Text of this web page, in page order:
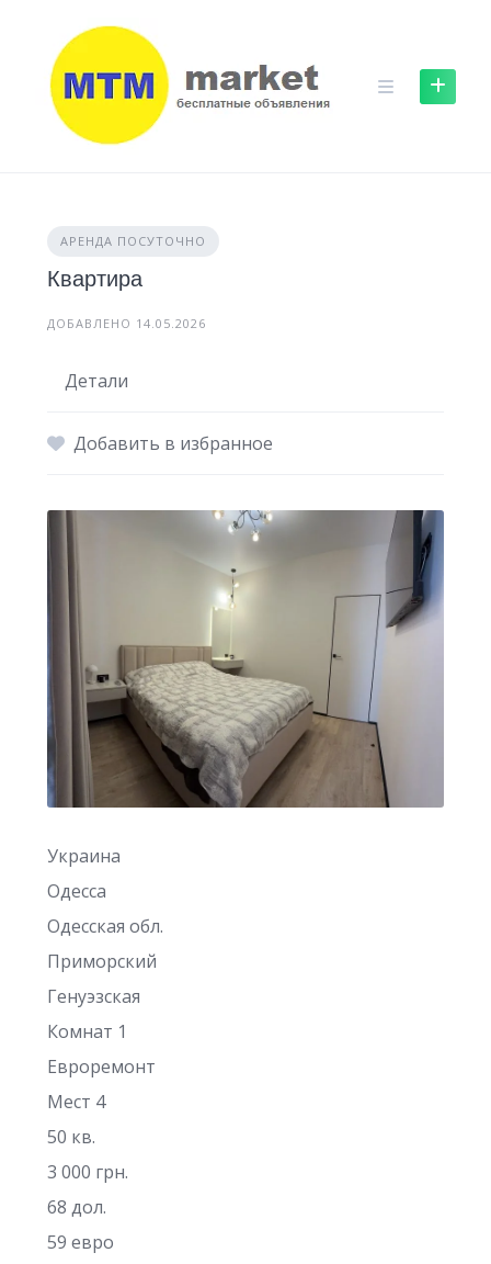
content
АРЕНДА ПОСУТОЧНО
Квартира
ДОБАВЛЕНО 14.05.2026
Детали
Добавить в избранное
Украина
Одесса
Одесская обл.
Приморский
Генуэзская
Комнат 1
Евроремонт
Мест 4
50 кв.
3 000 грн.
68 дол.
59 евро